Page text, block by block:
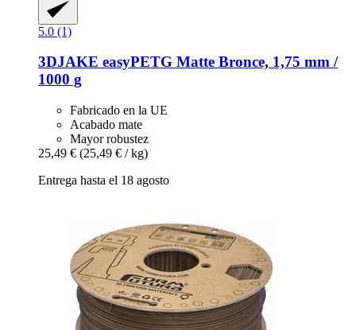
5.0 (1)
3DJAKE easyPETG Matte Bronce, 1,75 mm /
1000 g
Fabricado en la UE
Acabado mate
Mayor robustez
25,49 € (25,49 € / kg)
Entrega hasta el 18 agosto